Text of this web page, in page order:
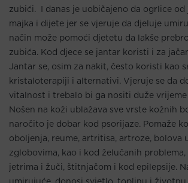
zubići. I danas je uobičajeno da ogrlice od
majka i dijete jer se vjeruje da djeluje
način može pomoći djetetu da lakše
zubića. Kod djece se jantar koristi i za
Jantar se, osim za nakit, često koristi kao
kristaloterapiji i alternativi. Vjeruje se da
vitalnost i trebalo bi ga nositi duže vrijeme
Nošen na koži ublažava sve vrste kožnih
naročito je dobar kod psorijaze. Pomaže
oboljenja, reume, artritisa, artroze, bolova
zglobovima, kao i kod želučanih problema,
jetrima i žuči, štitnjačom i kod epilepsije.